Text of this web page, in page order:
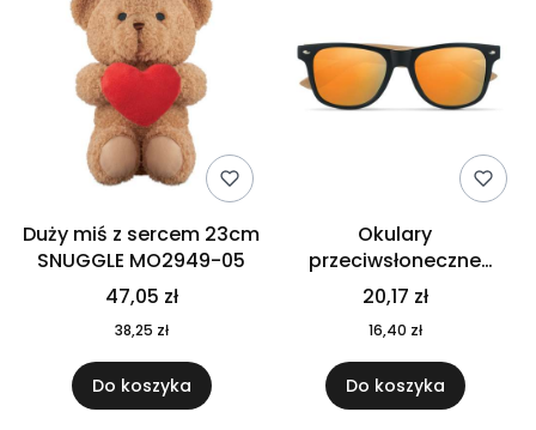
Duży miś z sercem 23cm
SNUGGLE MO2949-05
47,05 zł
38,25 zł
Do koszyka
Okulary
przeciwsłoneczne
CALIFORNIA TOUCH
MO9617-10
20,17 zł
16,40 zł
Do koszyka